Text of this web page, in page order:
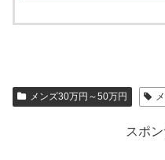
メンズ30万円～50万円
スポ